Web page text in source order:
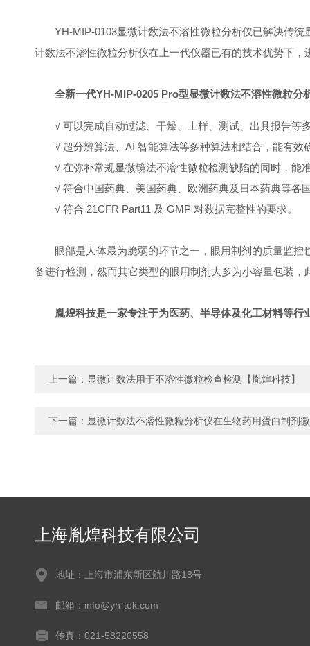
YH-MIP-0103显微计数法不溶性微粒分析仪已解决传
计数法不溶性微粒分析仪在上一代仪器已有的技术优势下 ，
全新一代YH-MIP-0205 Pro型显微计数法不溶性微粒分
√ 可以完成自动过滤、干燥、上样、测试、出具报告等
√ 超分辨算法、 AI 智能算法等多种算法相结合，能有效
√ 在弥补常规显微镜法不溶性微粒检测缺陷的同时，能
√ 符合中国药典、美国药典、欧洲药典及日本药典等各
√ 符合 21CFR Part11 及 GMP 对数据完整性的要求。
眼部是人体最为脆弱的环节之一，眼用制剂的质量监
备进行检测，然而其它类型的眼用制剂大多为小容量包装
胤煌科技是一家专注于为医药、半导体及化工材料等
上一篇： 显微计数法用于不溶性微粒检查检测【胤煌科技】
下一篇： 显微计数法不溶性微粒分析仪在生物药用蛋白制剂
上海胤煌科技有限公司
地址：上海市浦东新区航川路18号
邮箱：info@yh-tek.com
传真：021-58220558